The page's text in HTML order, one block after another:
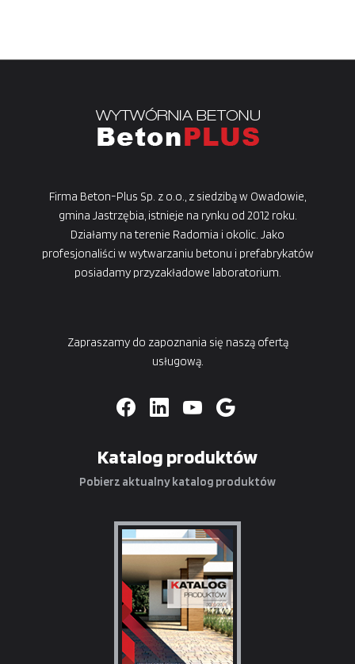
Firma Beton-Plus Sp. z o.o., z siedzibą w Owadowie,
gmina Jastrzębia, istnieje na rynku od 2012 roku.
Działamy na terenie Radomia i okolic. Jako
profesjonaliści w wytwarzaniu betonu i prefabrykatów
posiadamy przyzakładowe laboratorium.
Zapraszamy do zapoznania się naszą ofertą
usługową.
Katalog produktów
Pobierz aktualny katalog produktów